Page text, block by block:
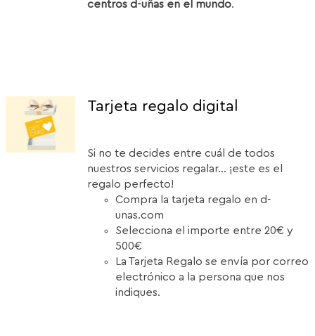
centros d-uñas en el mundo.
Tarjeta regalo digital
Si no te decides entre cuál de todos
nuestros servicios regalar... ¡este es el
regalo perfecto!
Compra la tarjeta regalo en d-
unas.com
Selecciona el importe entre 20€ y
500€
La Tarjeta Regalo se envía por correo
electrónico a la persona que nos
indiques.